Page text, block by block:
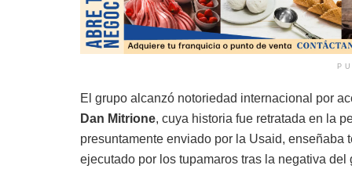
El grupo alcanzó notoriedad internacional por
Dan Mitrione, cuya historia fue retratada en la
presuntamente enviado por la Usaid, enseñaba
ejecutado por los tupamaros tras la negativa